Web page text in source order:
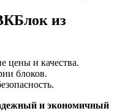
из
цены и качества.
блоков.
и экономичный